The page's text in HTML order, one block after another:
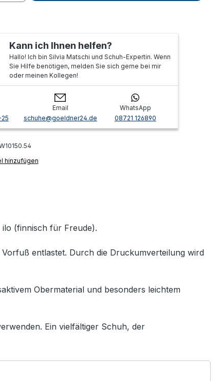
Kann ich Ihnen helfen?
Hallo! Ich bin Silvia Matschi und Schuh-Expertin. Wenn
Sie Hilfe benötigen, melden Sie sich gerne bei mir
oder meinen Kollegen!
Email
schuhe@goeldner24.de
WhatsApp
08721 126890
hinzufügen
(finnisch für Freude).
entlastet. Durch die Druckumverteilung wird
Obermaterial und besonders leichtem
Ein vielfältiger Schuh, der